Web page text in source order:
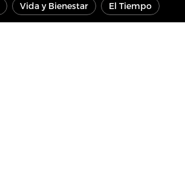
Vida y Bienestar El Tiempo